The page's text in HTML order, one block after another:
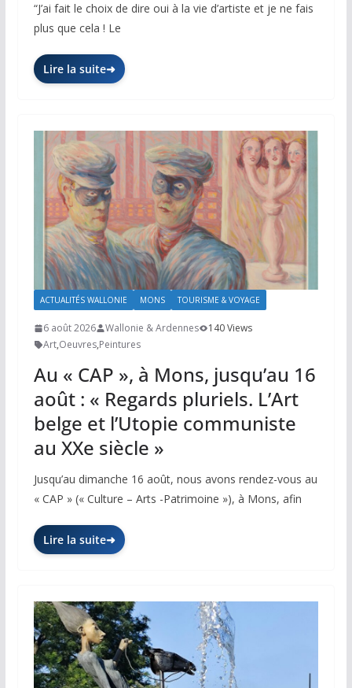
“J’ai fait le choix de dire oui à la vie d’artiste et je ne fais
plus que cela ! Le
Lire la suite
ACTUALITÉS WALLONIE MONS TOURISME & VOYAGE
6 août 2026 Wallonie & Ardennes
140 Views
Art,Oeuvres,Peintures
Au « CAP », à Mons, jusqu’au 16
août : « Regards pluriels. L’Art
belge et l’Utopie communiste
au XXe siècle »
Jusqu’au dimanche 16 août, nous avons rendez-vous au
« CAP » (« Culture – Arts -Patrimoine »), à Mons, afin
Lire la suite